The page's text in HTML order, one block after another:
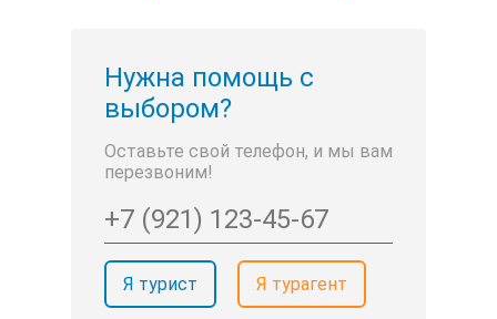
Нужна помощь с
выбором?
Оставьте свой телефон, и мы вам
перезвоним!
Я турист Я турагент